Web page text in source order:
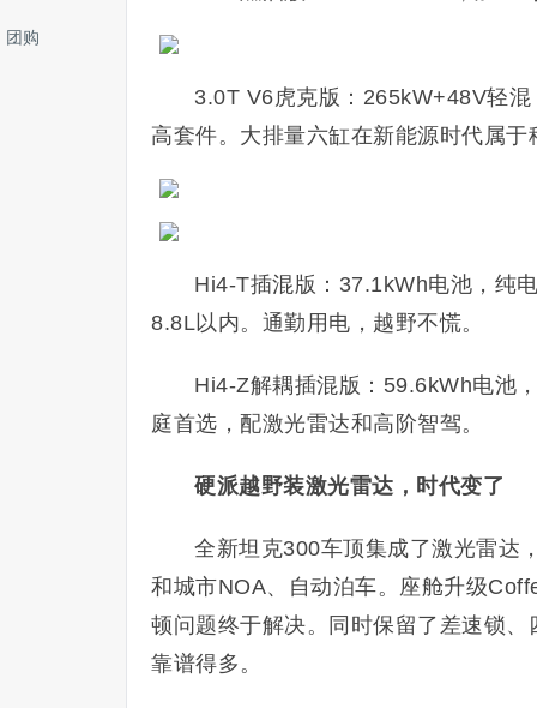
团购
3.0T V6虎克版：265kW+48V轻
高套件。大排量六缸在新能源时代属
Hi4-T插混版：37.1kWh电池，纯
8.8L以内。通勤用电，越野不慌。
Hi4-Z解耦插混版：59.6kWh电池
庭首选，配激光雷达和高阶智驾。
硬派越野装激光雷达，时代变了
全新坦克300车顶集成了激光雷达
和城市NOA、自动泊车。座舱升级
顿问题终于解决。同时保留了差速锁
靠谱得多。